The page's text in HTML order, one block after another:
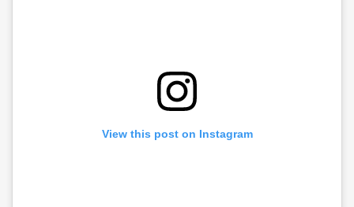
View this post on Instagram